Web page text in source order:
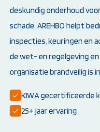
Instructeur
Opleiding EHBO-
Opleiding BLS-
(NRR)
Opleiding PBLS-
(NRR)
BLS-instructeur
Bekijk alle
deskundig onderhoud
schade. AREHBO helpt
inspecties, keuringen en
de wet- en regelgeving
organisatie brandveilig is
KIWA gecertificeerde
25+ jaar ervaring